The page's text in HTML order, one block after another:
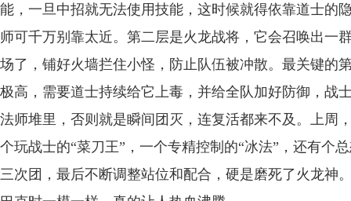
能，一旦中招就无法使用技能，这时候就得依靠道士的
师可千万别靠太近。第二层是火龙战将，它会召唤出一
场了，铺好火墙拦住小怪，防止队伍被冲散。最关键的
极高，需要道士持续给它上毒，并给全队加好防御，战
法师堆里，否则就是瞬间团灭，连复活都来不及。上周
个玩战士的“菜刀王”，一个专精控制的“冰法”，还有个
三次团，最后不断调整站位和配合，硬是磨死了火龙神